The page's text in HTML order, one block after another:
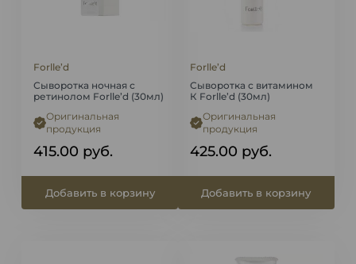
Forlle’d
Сыворотка ночная с
ретинолом Forlle’d (30мл)
Оригинальная
продукция
415.00 руб.
Добавить в корзину
Forlle’d
Сыворотка с витамином
К Forlle’d (30мл)
Оригинальная
продукция
425.00 руб.
Добавить в корзину